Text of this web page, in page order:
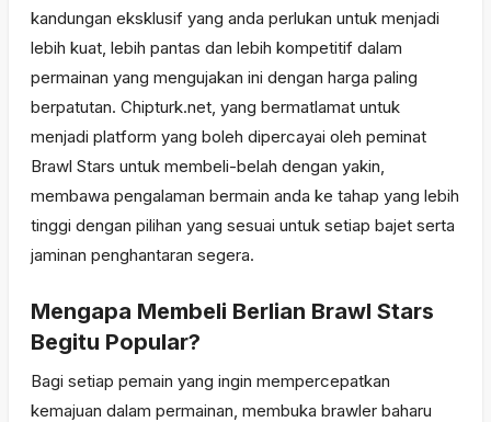
kandungan eksklusif yang anda perlukan untuk menjadi
lebih kuat, lebih pantas dan lebih kompetitif dalam
permainan yang mengujakan ini dengan harga paling
berpatutan. Chipturk.net, yang bermatlamat untuk
menjadi platform yang boleh dipercayai oleh peminat
Brawl Stars untuk membeli-belah dengan yakin,
membawa pengalaman bermain anda ke tahap yang lebih
tinggi dengan pilihan yang sesuai untuk setiap bajet serta
jaminan penghantaran segera.
Mengapa Membeli Berlian Brawl Stars
Begitu Popular?
Bagi setiap pemain yang ingin mempercepatkan
kemajuan dalam permainan, membuka brawler baharu